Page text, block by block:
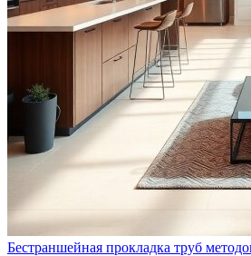
Бестраншейная прокладка труб